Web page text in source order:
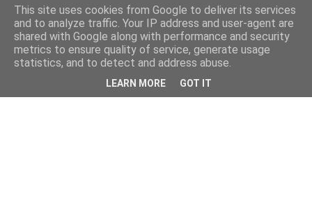
This site uses cookies from Google to deliver its services
and to analyze traffic. Your IP address and user-agent are
shared with Google along with performance and security
metrics to ensure quality of service, generate usage
statistics, and to detect and address abuse.
LEARN MORE GOT IT